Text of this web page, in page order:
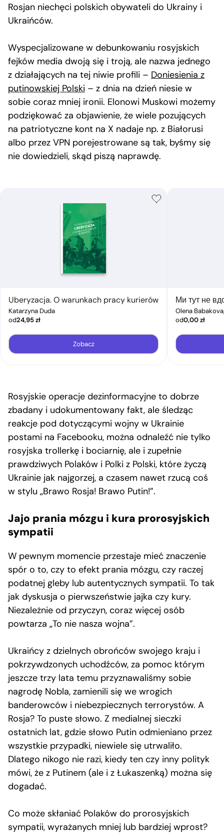
Rosjan niechęci polskich obywateli do Ukrainy i
Ukraińców.
Wyspecjalizowane w debunkowaniu rosyjskich
fejków media dwoją się i troją, ale nazwa jednego
z działających na tej niwie profili – Doniesienia z
putinowskiej Polski – z dnia na dzień niesie w
sobie coraz mniej ironii. Elonowi Muskowi możemy
podziękować za objawienie, że wiele pozujących
na patriotyczne kont na X nadaje np. z Białorusi
albo przez VPN porejestrowane są tak, byśmy się
nie dowiedzieli, skąd piszą naprawdę.
Uberyzacja. O warunkach pracy kurierów
Katarzyna Duda
od24,95zł
Zobacz
Ми тут не
Olena
od0,00zł
Rosyjskie operacje dezinformacyjne to dobrze
zbadany i udokumentowany fakt, ale śledząc
reakcje pod dotyczącymi wojny w Ukrainie
postami na Facebooku, można odnaleźć nie tylko
rosyjska trollerkę i bociarnię, ale i zupełnie
prawdziwych Polaków i Polki z Polski, które życzą
Ukrainie jak najgorzej, a czasem nawet rzucą coś
w stylu „Brawo Rosja! Brawo Putin!”.
Jajo prania mózgu i kura prorosyjskich
sympatii
W pewnym momencie przestaje mieć znaczenie
spór o to, czy to efekt prania mózgu, czy raczej
podatnej gleby lub autentycznych sympatii. To tak
jak dyskusja o pierwszeństwie jajka czy kury.
Niezależnie od przyczyn, coraz więcej osób
powtarza „To nie nasza wojna”.
Ukraińcy z dzielnych obrońców swojego kraju i
pokrzywdzonych uchodźców, za pomoc którym
jeszcze trzy lata temu przyznawaliśmy sobie
nagrodę Nobla, zamienili się we wrogich
banderowców i niebezpiecznych terrorystów. A
Rosja? To puste słowo. Z medialnej sieczki
ostatnich lat, gdzie słowo Putin odmieniano przez
wszystkie przypadki, niewiele się utrwaliło.
Dlatego nikogo nie razi, kiedy ten czy inny polityk
mówi, że z Putinem (ale i z Łukaszenką) można się
dogadać.
Co może skłaniać Polaków do prorosyjskich
sympatii, wyrażanych mniej lub bardziej wprost?